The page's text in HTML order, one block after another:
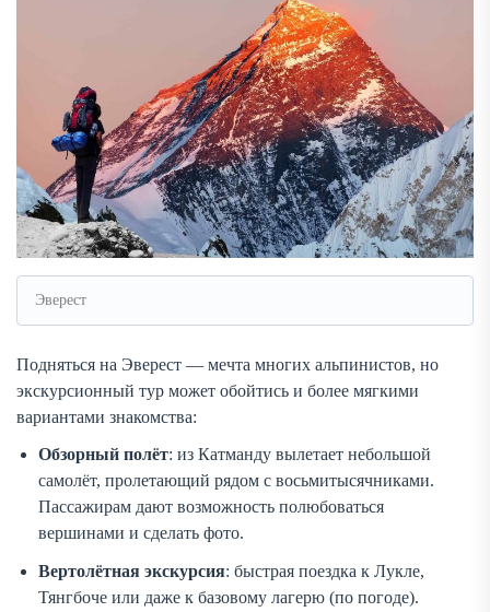
Эверест
Подняться на Эверест — мечта многих альпинистов, но
экскурсионный тур может обойтись и более мягкими
вариантами знакомства:
Обзорный полёт: из Катманду вылетает небольшой
самолёт, пролетающий рядом с восьмитысячниками.
Пассажирам дают возможность полюбоваться
вершинами и сделать фото.
Вертолётная экскурсия: быстрая поездка к Лукле,
Тянгбоче или даже к базовому лагерю (по погоде).